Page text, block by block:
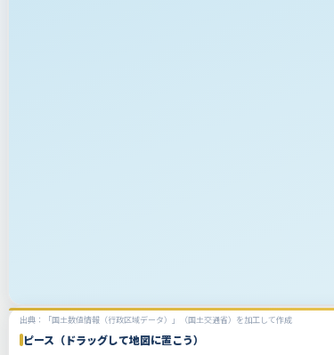
出典：「国土数値情報（行政区域データ）」（国土交通省）を加工して作成
ピース（ドラッグして地図に置こう）